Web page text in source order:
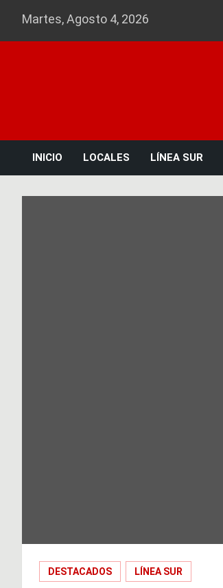
Martes, Agosto 4, 2026
INICIO LOCALES LÍNEA SUR
DESTACADOS LÍNEA SUR